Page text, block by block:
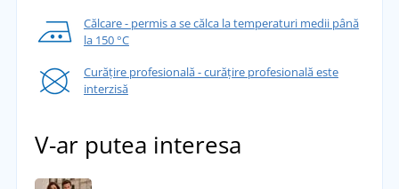
Călcare - permis a se călca la temperaturi medii până
la 150 °C
Curățire profesională - curățire profesională este
interzisă
V-ar putea interesa